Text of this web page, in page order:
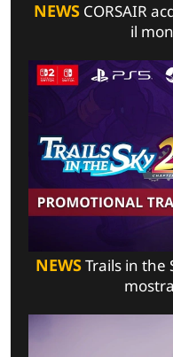
NEWSCORSAIR
il
NEWSTrails in the